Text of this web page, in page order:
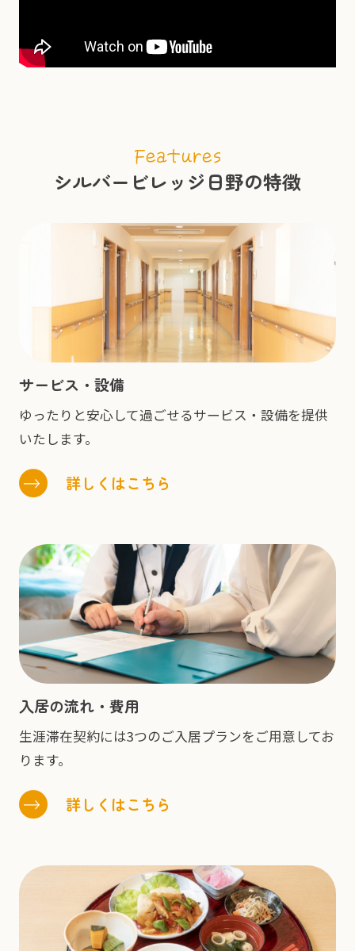
シルバービレッジ日野の特徴
サービス・設備
ゆったりと安心して過ごせるサービス・設備を提供
いたします。
詳しくはこちら
入居の流れ・費用
生涯滞在契約には3つのご入居プランをご用意してお
ります。
詳しくはこちら